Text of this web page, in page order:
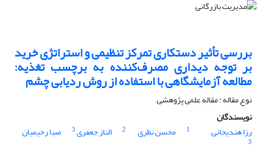
بررسی تأثیر دست‏کاری تمرکز تنظیمی و استراتژی خرید
بر توجه دیداری مصرف‌کننده به برچسب تغذیه:
مطالعه آزمایشگاهی با استفاده از روش ردیابی چشم
نوع مقاله : مقاله علمی پژوهشی
نویسندگان
رزا هندیجانی
1 محسن نظری 2 الناز جعفری3 صبا رحیمیان
3